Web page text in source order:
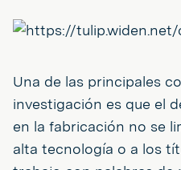
Una de las principales
investigación es que el
en la fabricación no se
alta tecnología o a los